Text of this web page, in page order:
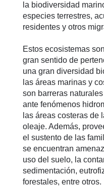
la biodiversidad
especies terrestres,
residentes y otros
Estos ecosistemas
gran sentido de
una gran diversidad
las áreas marinas y
son barreras
ante fenómenos
las áreas costeras de
oleaje. Además,
el sustento de las
se encuentran
uso del suelo, la
sedimentación,
forestales, entre otros.